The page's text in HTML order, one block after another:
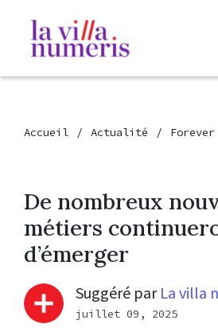
Accueil Actualité
De nombreux
métiers
d’émerger
Suggéré par La villa
juillet 09, 2025